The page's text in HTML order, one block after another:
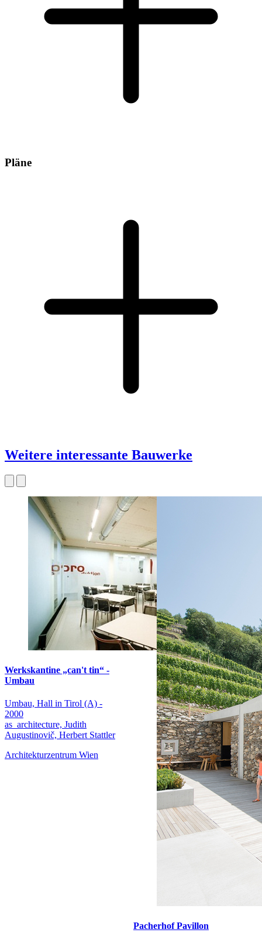
Pläne
Weitere interessante Bauwerke
Werkskantine „can't tin“ -
Umbau
Umbau, Hall in Tirol (A) -
2000
as_architecture, Judith
Augustinovič, Herbert Stattler
Architekturzentrum Wien
Pacherhof Pavillon